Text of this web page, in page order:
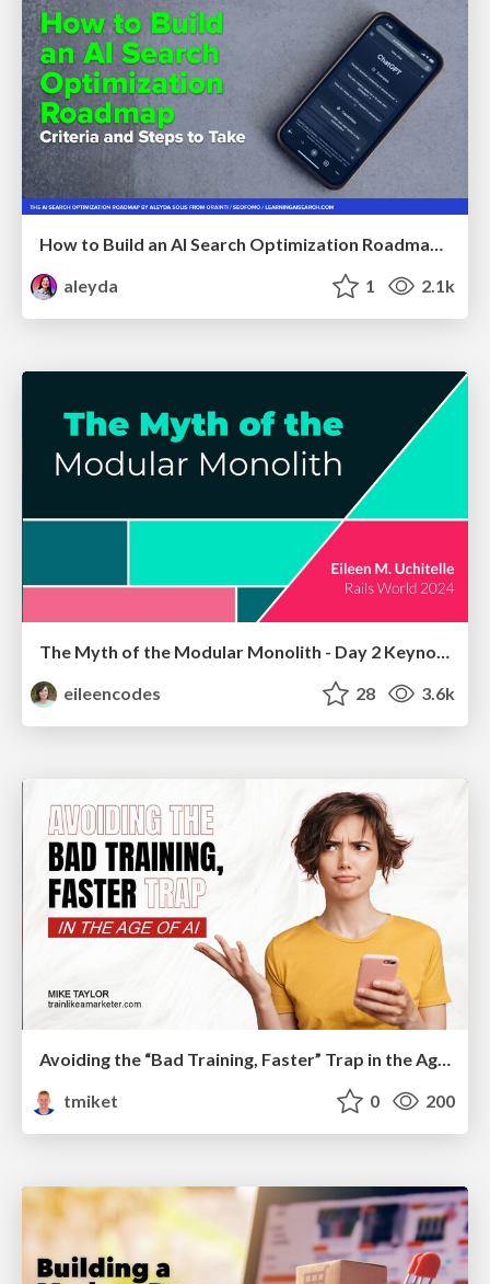
aleyda
1 2.1k
The Myth of the Modular Monolith - Day 2 Keynote - Rails World 2024
eileencodes
28 3.6k
Avoiding the “Bad Training, Faster” Trap in the Age of AI
tmiket
0 200